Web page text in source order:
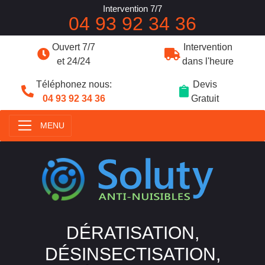
Ouvert 7/7
et 24/24
Intervention
dans l'heure
Téléphonez nous:
04 93 92 34 36
Devis
Gratuit
MENU
DÉRATISATION,
DÉSINSECTISATION,
Intervention 7/7
04 93 92 34 36